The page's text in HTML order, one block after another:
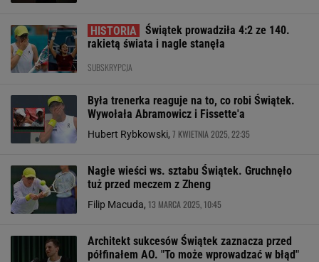
Świątek prowadziła 4:2 ze 140.
rakietą świata i nagle stanęła
SUBSKRYPCJA
Była trenerka reaguje na to, co robi Świątek.
Wywołała Abramowicz i Fissette'a
Hubert Rybkowski, 7 KWIETNIA 2025, 22:35
Nagłe wieści ws. sztabu Świątek. Gruchnęło
tuż przed meczem z Zheng
Filip Macuda, 13 MARCA 2025, 10:45
Architekt sukcesów Świątek zaznacza przed
półfinałem AO. "To może wprowadzać w błąd"